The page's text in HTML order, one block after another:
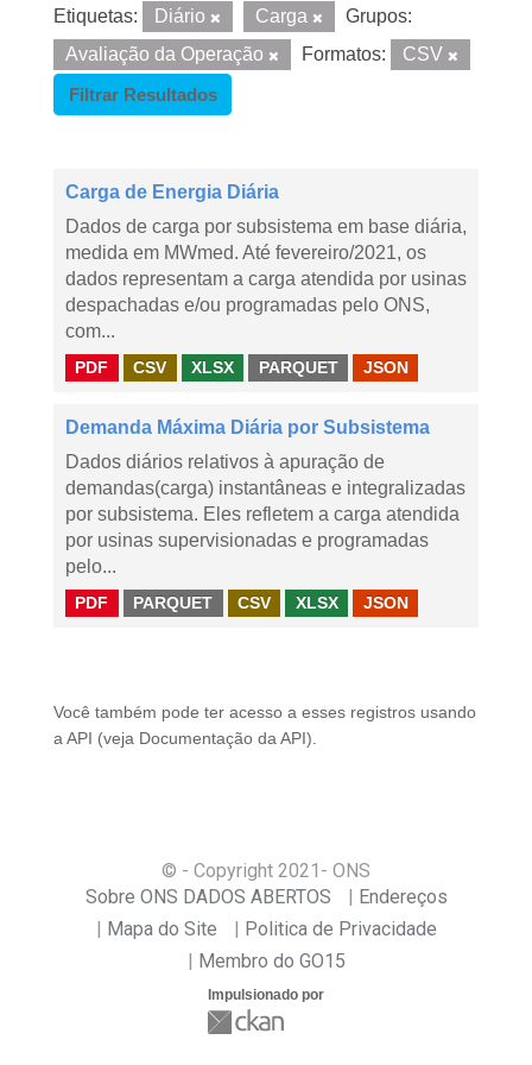
Etiquetas: Diário Carga
Grupos:
Avaliação da Operação
Formatos:
CSV
Filtrar Resultados
Carga de Energia Diária
Dados de carga por subsistema em base diária,
medida em MWmed. Até fevereiro/2021, os
dados representam a carga atendida por usinas
despachadas e/ou programadas pelo ONS,
com...
PDF CSV XLSX PARQUET JSON
Demanda Máxima Diária por Subsistema
Dados diários relativos à apuração de
demandas(carga) instantâneas e integralizadas
por subsistema. Eles refletem a carga atendida
por usinas supervisionadas e programadas
pelo...
PDF PARQUET CSV XLSX JSON
Você também pode ter acesso a esses registros usando
a API (veja Documentação da API ).
© - Copyright 2021 - ONS
Sobre ONS DADOS ABERTOS
Endereços
Mapa do Site
Politica de Privacidade
Membro do GO15
Impulsionado por